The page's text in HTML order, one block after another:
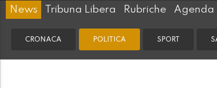
News Tribuna Libera Rubriche Agenda
CRONACA POLITICA SPORT